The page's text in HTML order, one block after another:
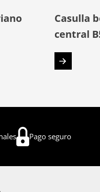
Casulla
central
Pago seguro